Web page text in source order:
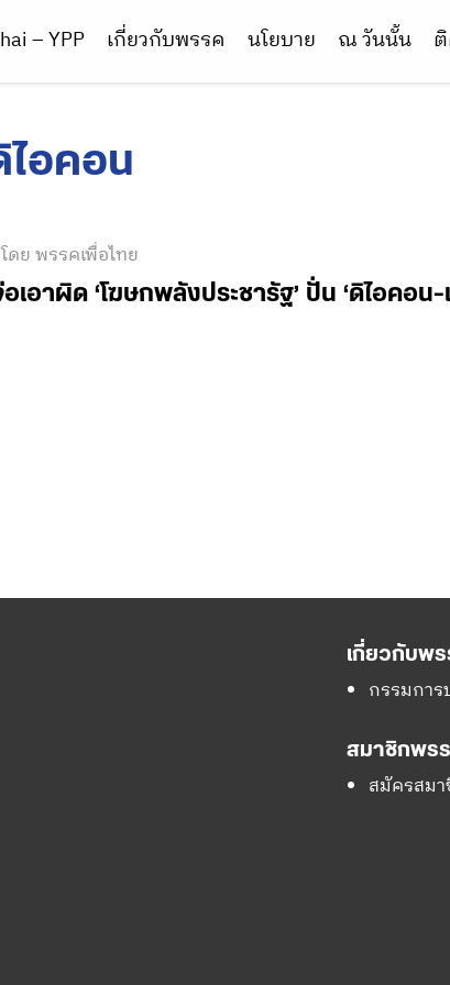
– YPP เกี่ยวกับพรรค นโยบาย ณ วันนั้น
ไอคอน
โดย พรรคเพื่อไทย
อาผิด ‘โฆษกพลังประชารัฐ’ ปั่น ‘ดิไอคอน-เ
เกี่ยวกับพ
กรรมการ
สมาชิกพร
สมัครสม